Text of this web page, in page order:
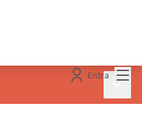
Entra